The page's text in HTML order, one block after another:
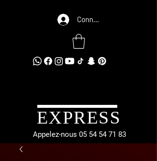
Connexion
EXPRESS
Appelez-nous 05 54 54 71 83